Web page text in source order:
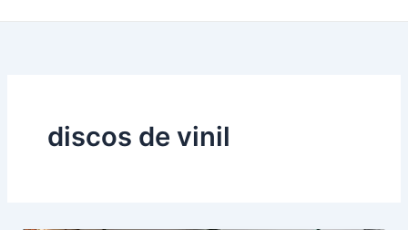
discos de vinil